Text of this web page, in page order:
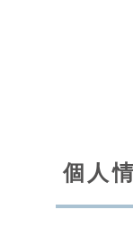
個人